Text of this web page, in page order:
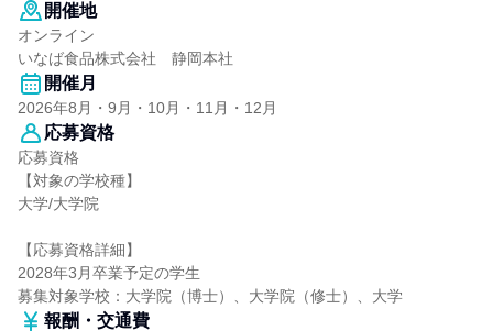
開催地
オンライン
いなば食品株式会社 静岡本社
開催月
2026年8月・9月・10月・11月・12月
応募資格
応募資格
【対象の学校種】
大学/大学院
【応募資格詳細】
2028年3月卒業予定の学生
募集対象学校：大学院（博士）、大学院（修士）、大学
報酬・交通費